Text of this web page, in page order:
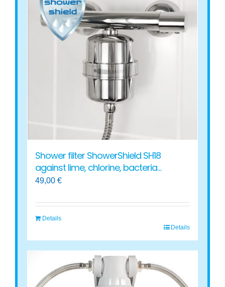
variants.
The
options
Shower filter ShowerShield SH18
against lime, chlorine, bacteria…
49,00€
Details
Details